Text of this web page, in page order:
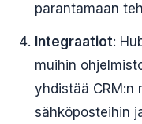
parantamaan
Integraatiot:
muihin
yhdistää CRM:n
sähköposteihin